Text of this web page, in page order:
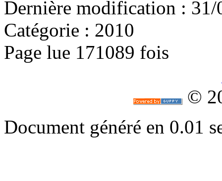
Dernière modification :
Catégorie : 2010
Page lue 171089 fois
©
Document généré en 0.01